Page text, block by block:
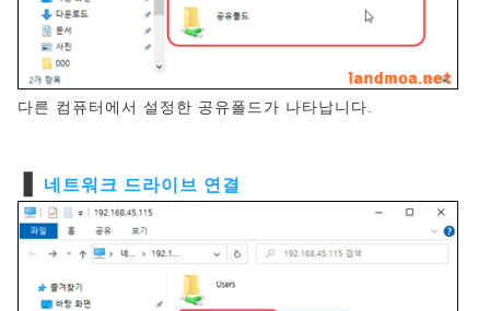
다른 컴퓨터에서 설정한 공유폴드가 나타납니다.
네트워크 드라이브 연결